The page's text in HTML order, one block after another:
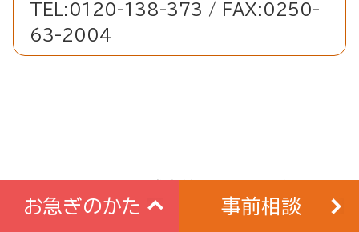
お急ぎのかた 事前相談
TEL:0120-138-373 / FAX:0250-
63-2004
Rights Reserved.